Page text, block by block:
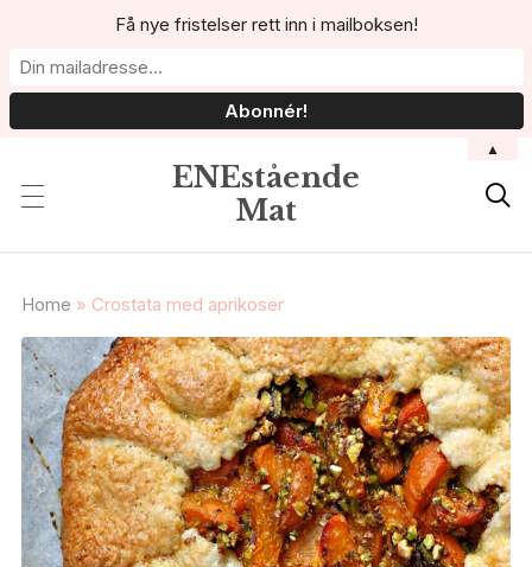
ENEstående
Mat

Home » Crostata med aprikoser
Få nye fristelser rett inn i mailboksen!
▲